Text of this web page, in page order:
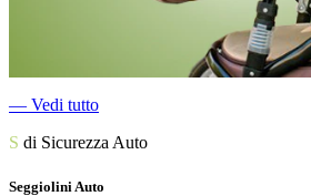
― Vedi tutto
S di Sicurezza Auto
Seggiolini Auto